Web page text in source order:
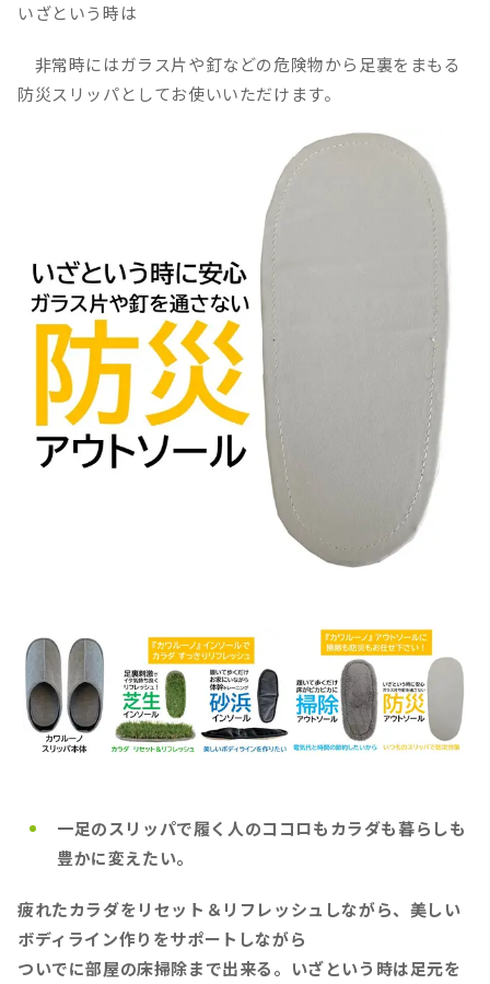
いざという時は
非常時にはガラス片や釘などの危険物から足裏をまもる
防災スリッパとしてお使いいただけます。
一足のスリッパで履く人のココロもカラダも暮らしも
豊かに変えたい。
疲れたカラダをリセット＆リフレッシュしながら、美しい
ボディライン作りをサポートしながら
ついでに部屋の床掃除まで出来る。いざという時は足元を